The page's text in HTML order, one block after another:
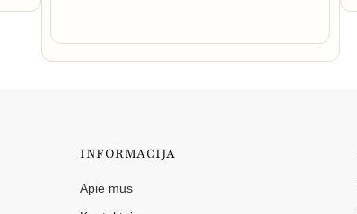
INFORMACIJA
Apie mus